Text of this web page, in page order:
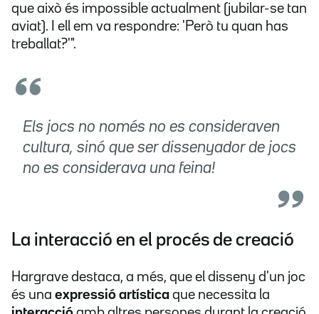
que això és impossible actualment (jubilar-se tan
aviat). I ell em va respondre: 'Però tu quan has
treballat?'".
Els jocs no només no es consideraven
cultura, sinó que ser dissenyador de jocs
no es considerava una feina!
La interacció en el procés de creació
Hargrave destaca, a més, que el disseny d'un joc
és una expressió artística que necessita la